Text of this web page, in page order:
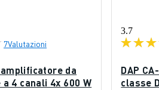
7Valutazioni
amplificatore da
4 canali 4x 600 W
3.7
DAP
classe